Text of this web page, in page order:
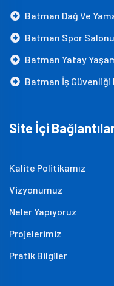
Batman Dağ Ve
Batman Spor
Batman Yatay
Batman İş Güvenliği
Site İçi
Kalite Politikamız
Vizyonumuz
Neler Yapıyoruz
Projelerimiz
Pratik Bilgiler